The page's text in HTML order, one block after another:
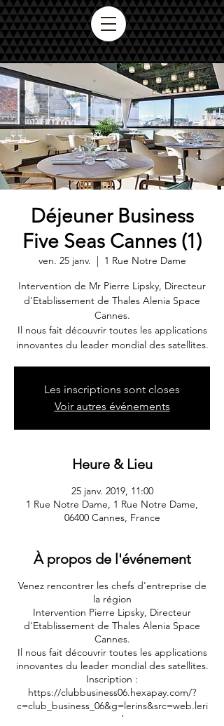
Déjeuner Business
Five Seas Cannes (1)
ven. 25 janv.
  |
1 Rue Notre Dame
Intervention de Mr Pierre Lipsky, Directeur
d'Etablissement de Thales Alenia Space
Cannes.
Il nous fait découvrir toutes les applications
innovantes du leader mondial des satellites.
Les inscriptions sont closes
Voir autres événements
Heure & Lieu
25 janv. 2019, 11:00
1 Rue Notre Dame, 1 Rue Notre Dame,
06400 Cannes, France
À propos de l'événement
Venez rencontrer les chefs d'entreprise de
la région
Intervention Pierre Lipsky, Directeur
d'Etablissement de Thales Alenia Space
Cannes.
Il nous fait découvrir toutes les applications
innovantes du leader mondial des satellites.
Inscription :
https://clubbusiness06.hexapay.com/?
c=club_business_06&g=lerins&src=web.leri
ns.web